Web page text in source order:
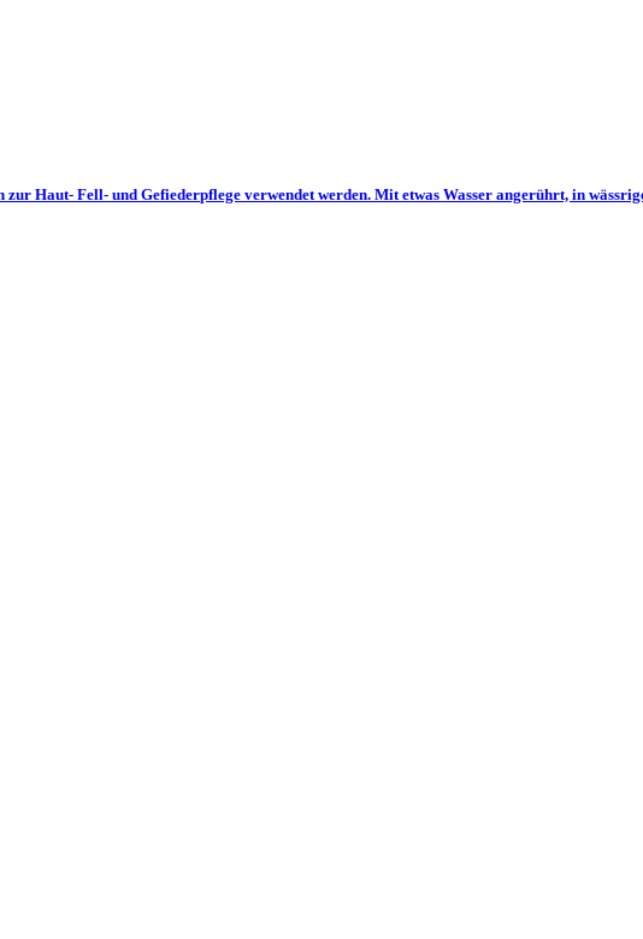
Haut- Fell- und Gefiederpflege verwendet werden. Mit etwas Wasser angerührt, in